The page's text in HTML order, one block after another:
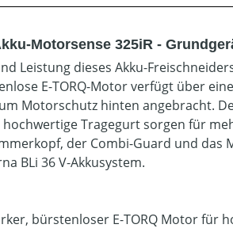
Motorsense 325iR -
Leistung dieses Akku-
E-TORQ-Motor verfügt über
Motorschutz hinten angebracht.
Tragegurt sorgen für
der Combi-Guard und das
BLi 36 V-Akkusystem.
bürstenloser E-TORQ Motor für